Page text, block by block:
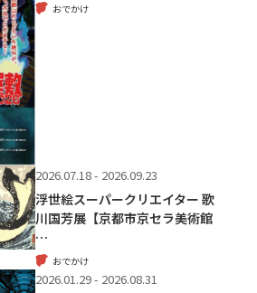
おでかけ
2026.07.18 - 2026.09.23
浮世絵スーパークリエイター 歌
川国芳展【京都市京セラ美術館
…
おでかけ
2026.01.29 - 2026.08.31